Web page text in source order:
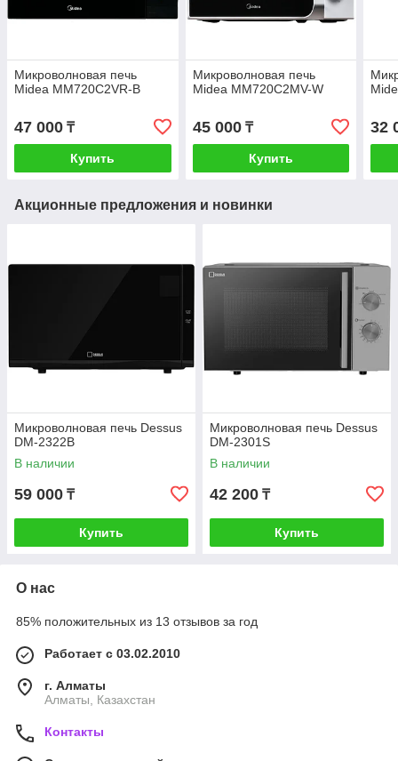
Микроволновая печь
Midea MM720C2VR-B
47 000 ₸
Купить
Микроволновая печь
Midea MM720C2MV-W
45 000₸
Купить
32
Акционные предложения и новинки
Микроволновая печь Dessus
DM-2322B
В наличии
59 000 ₸
Купить
Микроволновая печь Dessus
DM-2301S
В наличии
42 200 ₸
Купить
О нас
85% положительных из 13 отзывов за год
Работает с 03.02.2010
г. Алматы
Алматы, Казахстан
Контакты